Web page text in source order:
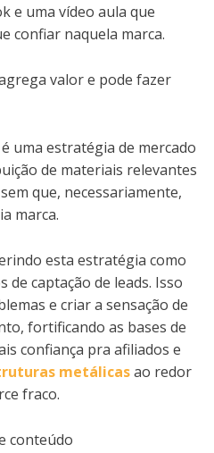
e uma vídeo aula que
confiar naquela marca.
valor e pode fazer
uma estratégia de mercado
de materiais relevantes
que, necessariamente,
marca.
esta estratégia como
captação de leads. Isso
e criar a sensação de
fortificando as bases de
confiança pra afiliados e
metálicasao redor
fraco.
conteúdo